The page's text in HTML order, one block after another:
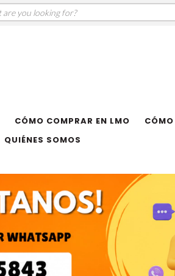
CÓMO COMPRAR EN LMO
QUIÉNES SOMOS